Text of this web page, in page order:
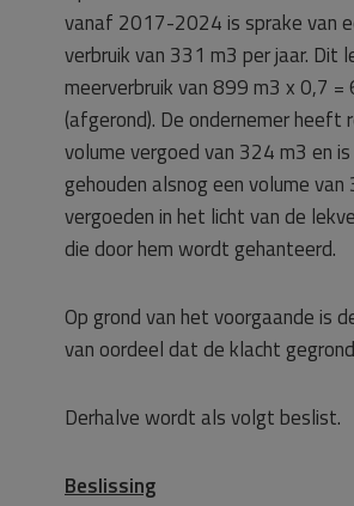
vanaf 2017-2024 is sprake van
verbruik van 331 m3 per jaar. Dit
meerverbruik van 899 m3 x 0,7 =
(afgerond). De ondernemer heeft
volume vergoed van 324 m3 en
gehouden alsnog een volume
vergoeden in het licht van de
die door hem wordt gehanteerd.
Op grond van het voorgaande is
van oordeel dat de klacht
Derhalve wordt als volgt beslist.
Beslissing